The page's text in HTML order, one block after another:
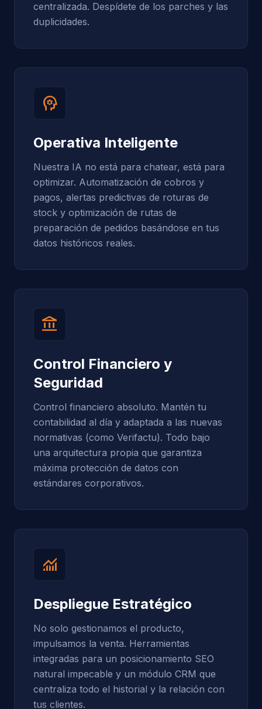
centralizada. Despídete de los parches y las
duplicidades.
psychology
Operativa Inteligente
Nuestra IA no está para chatear, está para
optimizar. Automatización de cobros y
pagos, alertas predictivas de roturas de
stock y optimización de rutas de
preparación de pedidos basándose en tus
datos históricos reales.
account_balance
Control Financiero y
Seguridad
Control financiero absoluto. Mantén tu
contabilidad al día y adaptada a las nuevas
normativas (como Verifactu). Todo bajo
una arquitectura propia que garantiza
máxima protección de datos con
estándares corporativos.
monitoring
Despliegue Estratégico
No solo gestionamos el producto,
impulsamos la venta. Herramientas
integradas para un posicionamiento SEO
natural impecable y un módulo CRM que
centraliza todo el historial y la relación con
tus clientes.